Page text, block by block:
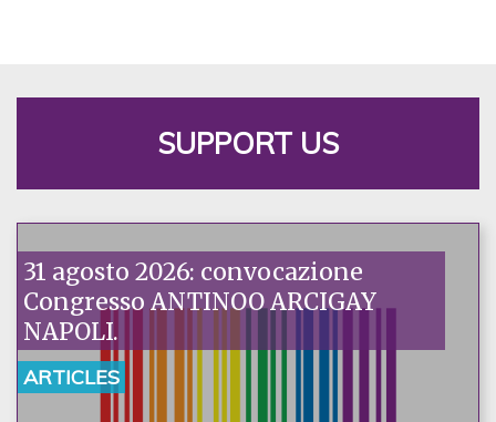
SUPPORT US
31 agosto 2026: convocazione
Congresso ANTINOO ARCIGAY
NAPOLI.
ARTICLES